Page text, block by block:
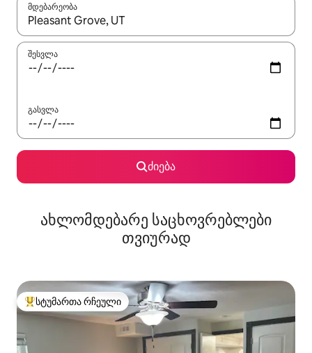
მდებარეობა
როცა შედეგები ხელმისაწვდომი გახდება, ნავიგაციისთვის
შესვლა
გასვლა
ძიება
ახლომდებარე საცხოვრებლები
თვიურად
სტუმართა რჩეული მოწინავე ვარიანტი
სტუმართა რჩეული